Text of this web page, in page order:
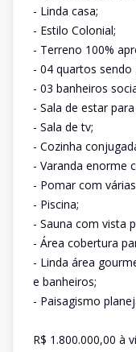
- Linda casa;
- Estilo Colonial;
- Terreno 100%
- 04 quartos sendo
- 03 banheiros
- Sala de estar
- Sala de tv;
- Cozinha
- Varanda enorme
- Pomar com
- Piscina;
- Sauna com vista
- Área cobertura
- Linda área
e banheiros;
- Paisagismo
R$ 1.800.000,00 à